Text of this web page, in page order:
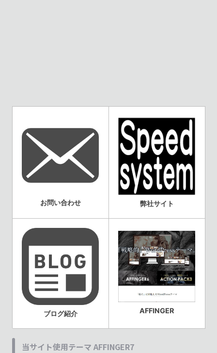
お問い合わせ 弊社サイト
ブログ紹介 AFFINGER
当サイト使用テーマ AFFINGER7